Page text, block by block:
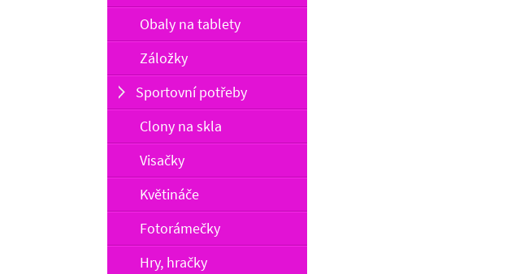
Obaly na tablety
Záložky
Sportovní potřeby
Clony na skla
Visačky
Květináče
Fotorámečky
Hry, hračky